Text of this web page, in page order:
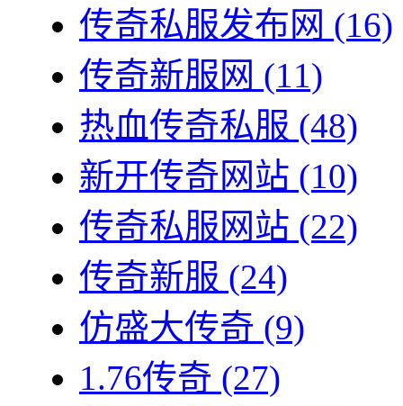
传奇私服发布网 (16)
传奇新服网 (11)
热血传奇私服 (48)
新开传奇网站 (10)
传奇私服网站 (22)
传奇新服 (24)
仿盛大传奇 (9)
1.76传奇 (27)